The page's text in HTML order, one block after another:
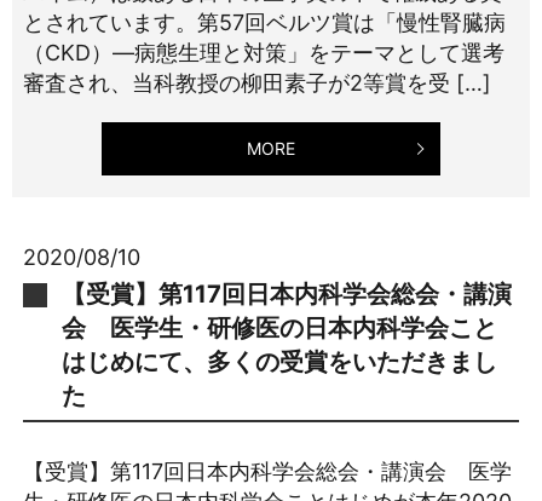
とされています。第57回ベルツ賞は「慢性腎臓病
（CKD）―病態生理と対策」をテーマとして選考
審査され、当科教授の柳田素子が2等賞を受 […]
MORE
2020/08/10
【受賞】第117回日本内科学会総会・講演
会 医学生・研修医の日本内科学会こと
はじめにて、多くの受賞をいただきまし
た
【受賞】第117回日本内科学会総会・講演会 医学